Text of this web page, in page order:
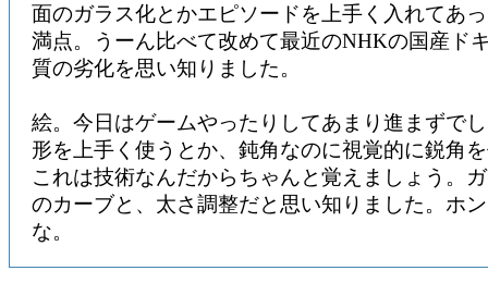
面のガラス化とかエピソードを上手く入れてあ
満点。うーん比べて改めて最近のNHKの国産ド
質の劣化を思い知りました。
絵。今日はゲームやったりしてあまり進まずで
形を上手く使うとか、鈍角なのに視覚的に鋭角
これは技術なんだからちゃんと覚えましょう。
のカーブと、太さ調整だと思い知りました。ホ
な。